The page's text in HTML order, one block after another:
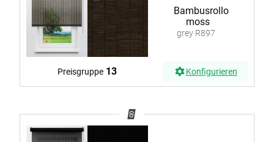
Bambusrollo
moss
grey R897
Preisgruppe 13 Konfigurieren